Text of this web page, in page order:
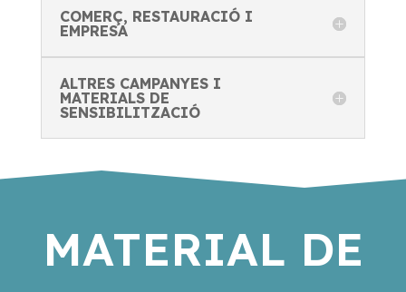
COMERÇ, RESTAURACIÓ I
EMPRESA
ALTRES CAMPANYES I
MATERIALS DE
SENSIBILITZACIÓ
MATERIAL DE